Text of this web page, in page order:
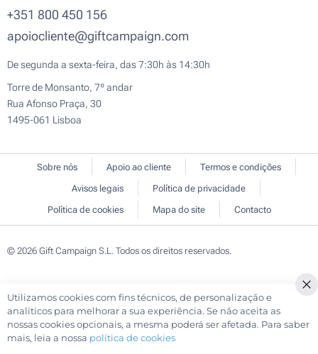
+351 800 450 156
apoiocliente@giftcampaign.com
De segunda a sexta-feira, das 7:30h às 14:30h
Torre de Monsanto, 7º andar
Rua Afonso Praça, 30
1495-061 Lisboa
Sobre nós Apoio ao cliente
Termos e condições
Avisos legais
Política de privacidade
Política de cookies
Mapa do site Contacto
© 2026 Gift Campaign S.L. Todos os direitos reservados.
Utilizamos cookies com fins técnicos, de personalização e
analíticos para melhorar a sua experiência. Se não aceita as
nossas cookies opcionais, a mesma poderá ser afetada. Para saber
mais, leia a nossa política de cookies